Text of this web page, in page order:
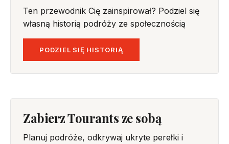
Ten przewodnik Cię zainspirował? Podziel się
własną historią podróży ze społecznością
PODZIEL SIĘ HISTORIĄ
Zabierz Tourants ze sobą
Planuj podróże, odkrywaj ukryte perełki i